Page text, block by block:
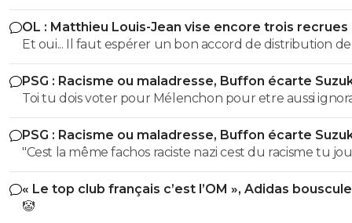
honteux de claquer 200 ou 300 millions en un
encore un coup de Nasser
OL : Matthieu Louis-Jean vise encore trois recrues
Et oui... Il faut espérer un bon accord de distribution de
dans les prochaines semaines pour réamorcer un peu
pompe à euros.
PSG : Racisme ou maladresse, Buffon écarte
Toi tu dois voter pour Mélenchon pour etre aussi
histoire !! alors que cette période on en a mangé au collège
et au lycée Moi on m'a pourtant appris que ces deux
idéologies etaient bien différente : Le fascisme cherche
soumettre l'individu à un État absolu ; le nazisme
soumettre l'État et le monde à une hiérarchie raciale. Ta
juste pas étudier la question et tu ressors les poncifs
PSG : Racisme ou maladresse, Buffon écarte
"Cest la même fachos raciste nazi cest du racisme tu
avec les mots là finalité est la meme.." AH ah y'a
mecs ils sont ignorants sur tout !! Mais ouvre le bouquin
d'histoire de ton frere qui est collège, on t'expliquera la
« Le top club français c’est l’OM », Adidas
PSG
🤡